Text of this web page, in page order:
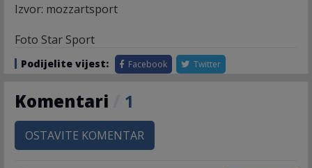
Izvor: mozzartsport
Foto Star Sport
Podijelite vijest: Facebook Twitter
Komentari 1
OSTAVITE KOMENTAR